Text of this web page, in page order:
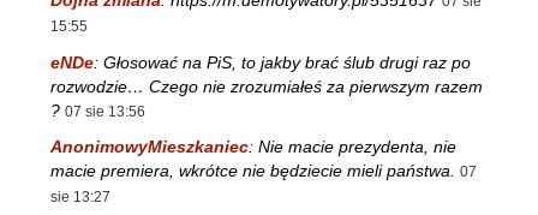
15:55
eNDe: Głosować na PiS, to jakby brać ślub drugi raz po
rozwodzie… Czego nie zrozumiałeś za pierwszym razem
? 07 sie 13:56
AnonimowyMieszkaniec: Nie macie prezydenta, nie
macie premiera, wkrótce nie będziecie mieli państwa. 07
sie 13:27